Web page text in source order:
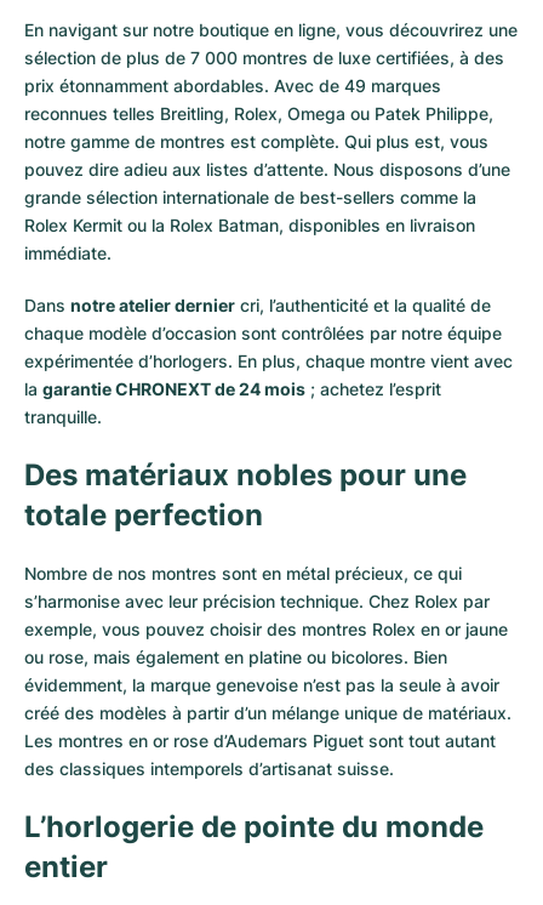
En navigant sur notre boutique en ligne, vous découvrirez une
sélection de plus de 7 000 montres de luxe certifiées, à des
prix étonnamment abordables. Avec de 49 marques
reconnues telles Breitling, Rolex, Omega ou Patek Philippe,
notre gamme de montres est complète. Qui plus est, vous
pouvez dire adieu aux listes d’attente. Nous disposons d’une
grande sélection internationale de best-sellers comme la
Rolex Kermit ou la Rolex Batman, disponibles en livraison
immédiate.
Dans notre atelier dernier cri, l’authenticité et la qualité de
chaque modèle d’occasion sont contrôlées par notre équipe
expérimentée d’horlogers. En plus, chaque montre vient avec
la garantie CHRONEXT de 24 mois ; achetez l’esprit
tranquille.
Des matériaux nobles pour une
totale perfection
Nombre de nos montres sont en métal précieux, ce qui
s’harmonise avec leur précision technique. Chez Rolex par
exemple, vous pouvez choisir des montres Rolex en or jaune
ou rose, mais également en platine ou bicolores. Bien
évidemment, la marque genevoise n’est pas la seule à avoir
créé des modèles à partir d’un mélange unique de matériaux.
Les montres en or rose d’Audemars Piguet sont tout autant
des classiques intemporels d’artisanat suisse.
L’horlogerie de pointe du monde
entier